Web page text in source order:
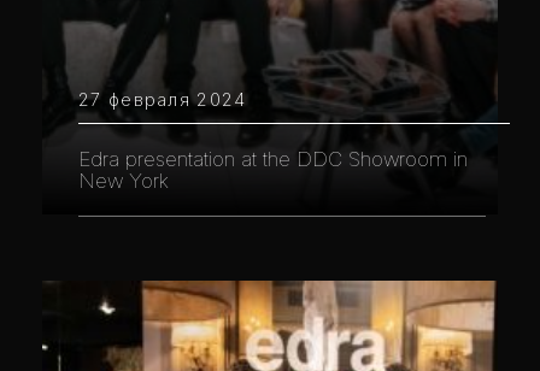
27 февраля 2024
Edra presentation at the DDC Showroom in
New York